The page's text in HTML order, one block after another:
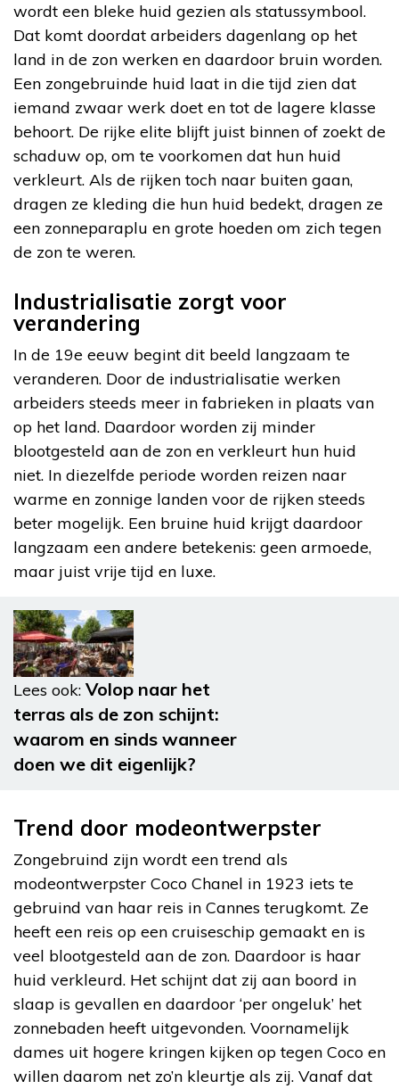
wordt een bleke huid gezien als statussymbool.
Dat komt doordat arbeiders dagenlang op het
land in de zon werken en daardoor bruin worden.
Een zongebruinde huid laat in die tijd zien dat
iemand zwaar werk doet en tot de lagere klasse
behoort. De rijke elite blijft juist binnen of zoekt de
schaduw op, om te voorkomen dat hun huid
verkleurt. Als de rijken toch naar buiten gaan,
dragen ze kleding die hun huid bedekt, dragen ze
een zonneparaplu en grote hoeden om zich tegen
de zon te weren.
Industrialisatie zorgt voor
verandering
In de 19e eeuw begint dit beeld langzaam te
veranderen. Door de industrialisatie werken
arbeiders steeds meer in fabrieken in plaats van
op het land. Daardoor worden zij minder
blootgesteld aan de zon en verkleurt hun huid
niet. In diezelfde periode worden reizen naar
warme en zonnige landen voor de rijken steeds
beter mogelijk. Een bruine huid krijgt daardoor
langzaam een andere betekenis: geen armoede,
maar juist vrije tijd en luxe.
Lees ook: Volop naar het
terras als de zon schijnt:
waarom en sinds wanneer
doen we dit eigenlijk?
Trend door modeontwerpster
Zongebruind zijn wordt een trend als
modeontwerpster Coco Chanel in 1923 iets te
gebruind van haar reis in Cannes terugkomt. Ze
heeft een reis op een cruiseschip gemaakt en is
veel blootgesteld aan de zon. Daardoor is haar
huid verkleurd. Het schijnt dat zij aan boord in
slaap is gevallen en daardoor ‘per ongeluk’ het
zonnebaden heeft uitgevonden. Voornamelijk
dames uit hogere kringen kijken op tegen Coco en
willen daarom net zo’n kleurtje als zij. Vanaf dat